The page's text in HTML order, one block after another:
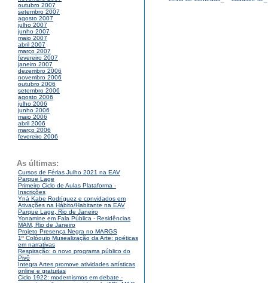
outubro 2007
setembro 2007
agosto 2007
julho 2007
junho 2007
maio 2007
abril 2007
março 2007
fevereiro 2007
janeiro 2007
dezembro 2006
novembro 2006
outubro 2006
setembro 2006
agosto 2006
julho 2006
junho 2006
maio 2006
abril 2006
março 2006
fevereiro 2006
As últimas:
Cursos de Férias Julho 2021 na EAV
Parque Lage
Primeiro Ciclo de Aulas Plataforma -
Inscrições
Yná Kabe Rodríguez e convidados em
Ativações na Hábito/Habitante na EAV
Parque Lage, Rio de Janeiro
Yonamine em Fala Pública - Residências
MAM, Rio de Janeiro
Projeto Presença Negra no MARGS
1º Colóquio Musealização da Arte: poéticas
em narrativas
Respiração: o novo programa público do
Pivô
Integra Artes promove atividades artísticas
online e gratuitas
Ciclo 1922: modernismos em debate -